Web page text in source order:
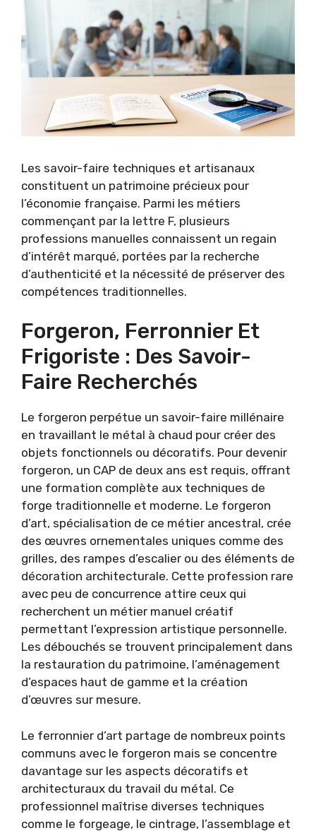
Les savoir-faire techniques et artisanaux
constituent un patrimoine précieux pour
l’économie française. Parmi les métiers
commençant par la lettre F, plusieurs
professions manuelles connaissent un regain
d’intérêt marqué, portées par la recherche
d’authenticité et la nécessité de préserver des
compétences traditionnelles.
Forgeron, Ferronnier Et
Frigoriste : Des Savoir-
Faire Recherchés
Le forgeron perpétue un savoir-faire millénaire
en travaillant le métal à chaud pour créer des
objets fonctionnels ou décoratifs. Pour devenir
forgeron, un CAP de deux ans est requis, offrant
une formation complète aux techniques de
forge traditionnelle et moderne. Le forgeron
d’art, spécialisation de ce métier ancestral, crée
des œuvres ornementales uniques comme des
grilles, des rampes d’escalier ou des éléments de
décoration architecturale. Cette profession rare
avec peu de concurrence attire ceux qui
recherchent un métier manuel créatif
permettant l’expression artistique personnelle.
Les débouchés se trouvent principalement dans
la restauration du patrimoine, l’aménagement
d’espaces haut de gamme et la création
d’œuvres sur mesure.
Le ferronnier d’art partage de nombreux points
communs avec le forgeron mais se concentre
davantage sur les aspects décoratifs et
architecturaux du travail du métal. Ce
professionnel maîtrise diverses techniques
comme le forgeage, le cintrage, l’assemblage et